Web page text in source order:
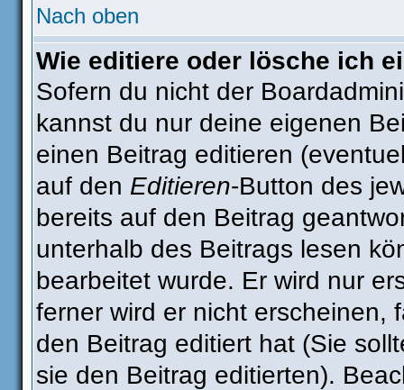
Nach oben
Wie editiere oder lösche ich
Sofern du nicht der
kannst du nur deine eigenen
einen Beitrag editieren
auf den Editieren-Button des
bereits auf den Beitrag
unterhalb des Beitrags lesen
bearbeitet wurde. Er wird nur
ferner wird er nicht erscheinen,
den Beitrag editiert hat (Sie
sie den Beitrag editierten).